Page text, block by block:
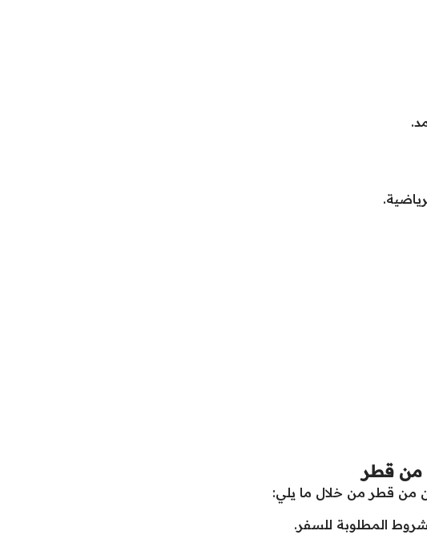
من قطر
من قطر من خلال ما يلي:
المطلوبة للسفر.